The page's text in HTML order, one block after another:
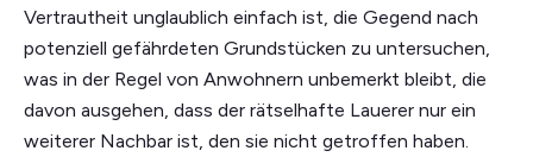
Vertrautheit unglaublich einfach ist, die Gegend nach
potenziell gefährdeten Grundstücken zu untersuchen,
was in der Regel von Anwohnern unbemerkt bleibt, die
davon ausgehen, dass der rätselhafte Lauerer nur ein
weiterer Nachbar ist, den sie nicht getroffen haben.